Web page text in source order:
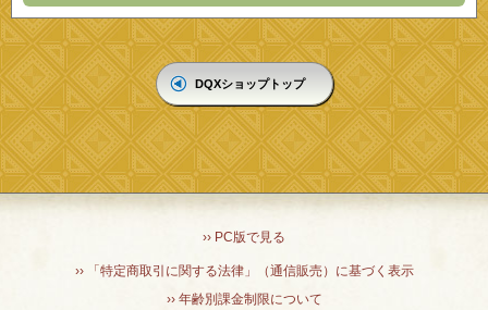
DQXショップトップ
›› PC版で見る
›› 「特定商取引に関する法律」（通信販売）に基づく表示
›› 年齢別課金制限について